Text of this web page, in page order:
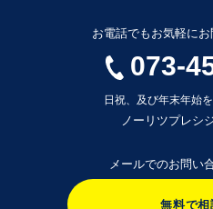
お電話でもお気軽に
073-
日祝、及び年末年始
ノーリツプレシ
メールでのお問い
無料で相